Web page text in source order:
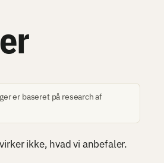
er baseret på research af
ikke, hvad vi anbefaler.